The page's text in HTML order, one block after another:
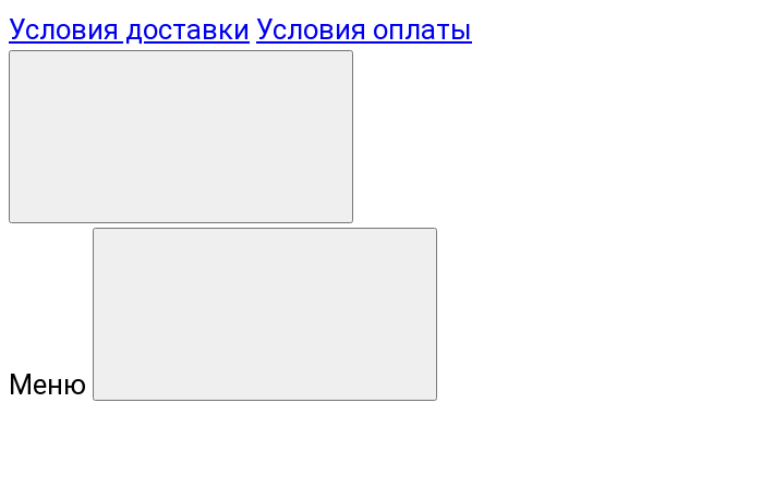
Условия доставки Условия оплаты
Меню